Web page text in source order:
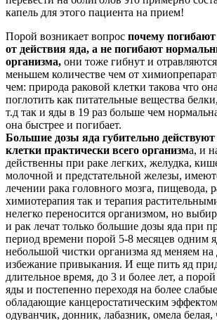
капель для этого пациента на прием!
Порой возникает вопрос почему
от действия яда, а не погибают
организма, они тоже гибнут и
меньшем количестве чем от
чем: природа раковой клетки такова что
поглотить как питательные вещества
т.д так и яды в 19 раз больше чем
она быстрее и погибает.
Большие дозы яда губительно
клетки практически всего организма, и
действенны при раке легких, желудка,
молочной и предстательной железы,
лечении рака головного мозга, пищевода,
химиотерапия так и терапия
нелегко переносится организмом, но
и рак лечат только большие дозы яда при
период времени порой 5-8 месяцев одним
небольшой чистки организма яд меняем на
избежание привыкания. И еще пить яд
длительное время, до 3 и более лет, а
яды и постепенно переходя на более
обладающие канцеростатическим
одуванчик, донник, лабазник, омела белая,